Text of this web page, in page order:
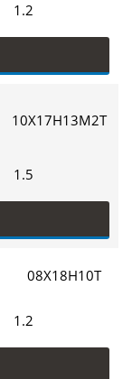
1.2
10Х17Н13М2Т
1.5
08Х18Н10Т
1.2